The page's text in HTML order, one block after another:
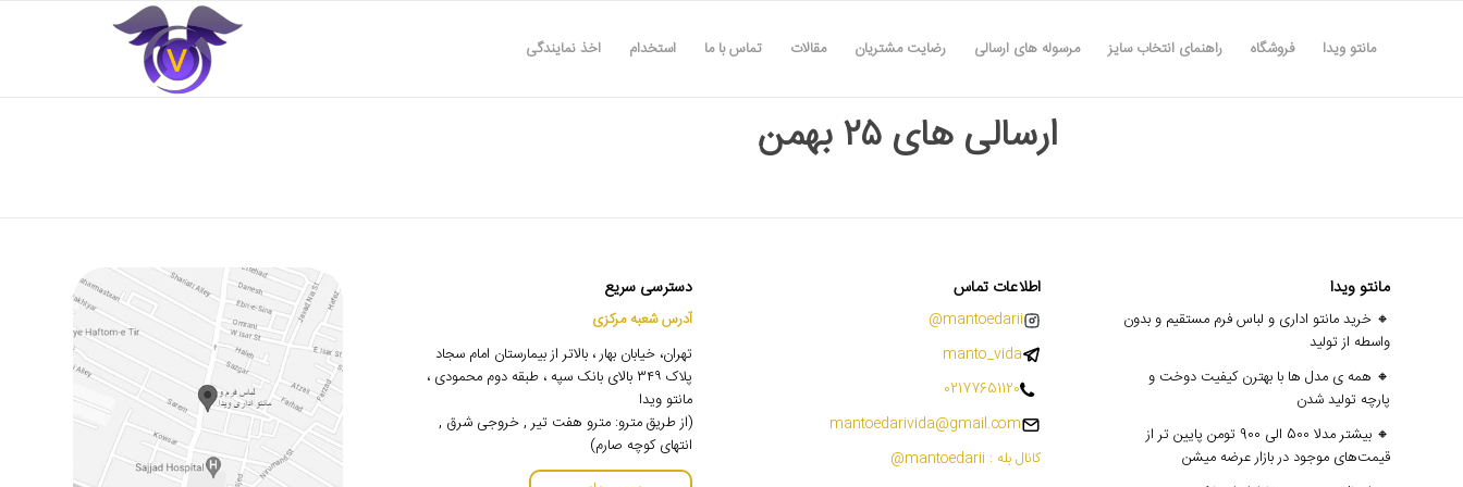
مانتو ویدا فروشگاه راهنمای انتخاب سایز مرسوله های ارسالی رضایت مشتریان مقالات تماس با ما استخدام اخذ نمایندگی
ارسالی های ۲۵ بهمن
مانتو ویدا
🔸 خرید مانتو اداری و لباس فرم مستقیم و بدون
واسطه از تولید
🔸 همه ی مدل ها با بهترن کیفیت دوخت و
پارچه تولید شدن
🔸 بیشتر مدلا 500 الی 900 تومن پایین تر از
قیمت‌های موجود در بازار عرضه میشن
اطلاعات تماس
mantoedarii@
manto_vida
02177651120
mantoedarivida@gmail.com
کانال بله : mantoedarii@
دسترسی سریع
آدرس شعبه مرکزی
تهران، خیابان بهار ، بالاتر از بیمارستان امام سجاد
پلاک ۳۴۹ بالای بانک سپه ، طبقه دوم محمودی ،
مانتو ویدا
(از طریق مترو: مترو هفت تیر , خروجی شرق ,
انتهای کوچه صارم)